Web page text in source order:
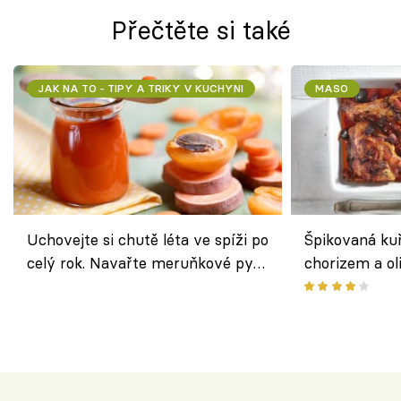
Přečtěte si také
JAK NA TO - TIPY A TRIKY V KUCHYNI
Uchovejte si chutě léta ve spíži po
celý rok. Navařte meruňkové pyré
MASO
Špikovaná
chorizem a
letní